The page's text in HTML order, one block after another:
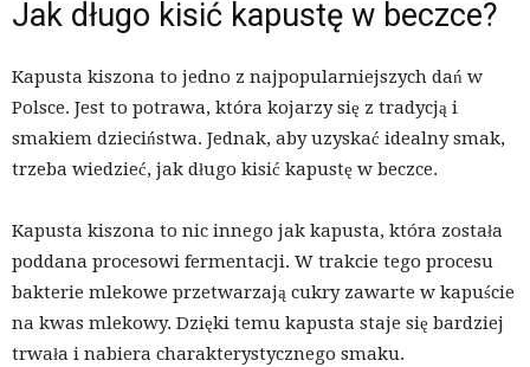
Jak długo kisić kapustę w beczce?
Kapusta kiszona to jedno z najpopularniejszych dań w
Polsce. Jest to potrawa, która kojarzy się z tradycją i
smakiem dzieciństwa. Jednak, aby uzyskać idealny smak,
trzeba wiedzieć, jak długo kisić kapustę w beczce.
Kapusta kiszona to nic innego jak kapusta, która została
poddana procesowi fermentacji. W trakcie tego procesu
bakterie mlekowe przetwarzają cukry zawarte w kapuście
na kwas mlekowy. Dzięki temu kapusta staje się bardziej
trwała i nabiera charakterystycznego smaku.